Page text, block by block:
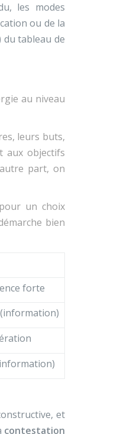
les modes
ou de la
du tableau de
au niveau
leurs buts,
aux objectifs
part, on
un choix
bien
forte
et
contestation